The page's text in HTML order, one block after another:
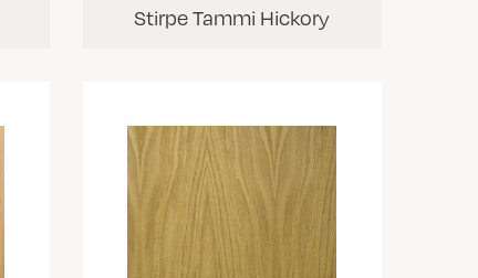
Stirpe Tammi Hickory